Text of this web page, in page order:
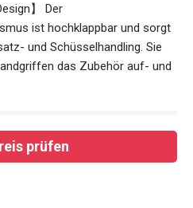
】 Der
ist hochklappbar und sorgt
und Schüsselhandling. Sie
das Zubehör auf- und
prüfen